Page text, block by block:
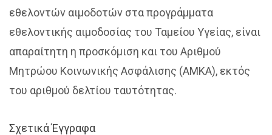
εθελοντών αιμοδοτών στα προγράμματα
εθελοντικής αιμοδοσίας του Ταμείου Υγείας, είναι
απαραίτητη η προσκόμιση και του Αριθμού
Μητρώου Κοινωνικής Ασφάλισης (ΑΜΚΑ), εκτός
του αριθμού δελτίου ταυτότητας.
Σχετικά Έγγραφα